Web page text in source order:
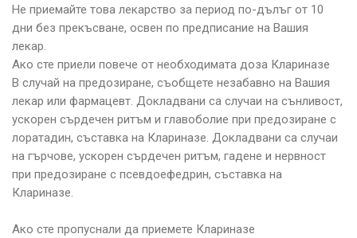
Не приемайте това лекарство за период по-дълъг от 10
дни без прекъсване, освен по предписание на Вашия
лекар.
Ако сте приели повече от необходимата доза Клариназе
В случай на предозиране, съобщете незабавно на Вашия
лекар или фармацевт. Докладвани са случаи на сънливост,
ускорен сърдечен ритъм и главоболие при предозиране с
лоратадин, съставка на Клариназе. Докладвани са случаи
на гърчове, ускорен сърдечен ритъм, гадене и нервност
при предозиране с псевдоефедрин, съставка на
Клариназе.
Ако сте пропуснали да приемете Клариназе